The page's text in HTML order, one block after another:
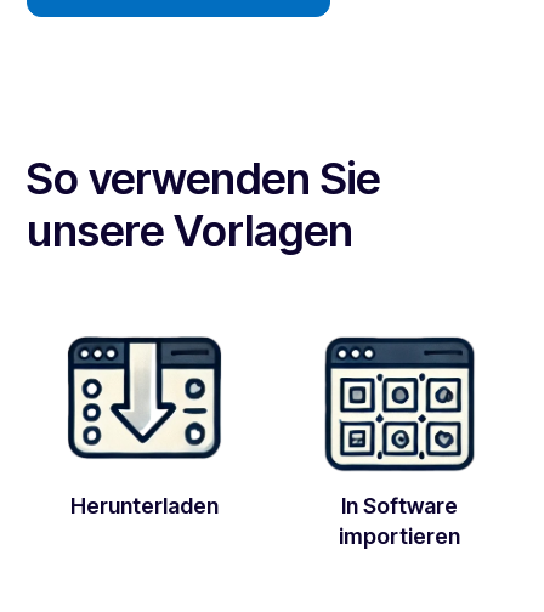
So verwenden Sie
unsere Vorlagen
Herunterladen
In Software
importieren